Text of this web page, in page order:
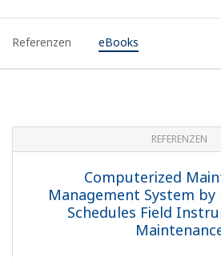
Referenzen eBooks
REFERENZEN
Computerized
Management System by
Schedules Field